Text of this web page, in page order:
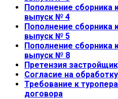
Пополнение сборника
выпуск № 4
Пополнение сборника
выпуск № 5
Пополнение сборника
выпуск № 8
Претензия
Согласие на
Требование к
договора